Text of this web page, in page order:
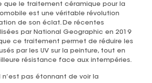
que le traitement céramique pour la
est une véritable révolution
de son éclat. De récentes
par National Geographic en 2019
ce traitement permet de réduire les
par les UV sur la peinture, tout en
résistance face aux intempéries.
n’est pas étonnant de voir la